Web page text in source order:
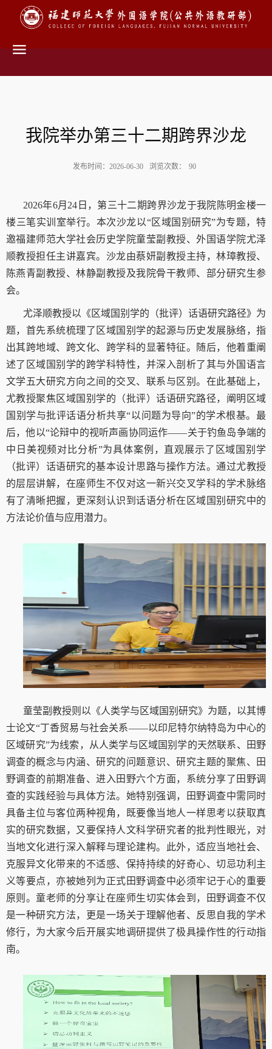
我院举办第三十二期跨界沙龙
发布时间：2026-06-30 浏览次数： 90
2026年6月 24 日，第三十二期跨界沙龙于我院陈明金楼一
楼三笔实训室举行。本次沙龙以“区域国别研究”为专题，特
邀福建师范大学社会历史学院童莹副教授、外国语学院尤泽
顺教授担任主讲嘉宾。沙龙由蔡妍副教授主持，林璋教授、
陈燕青副教授、林静副教授及我院骨干教师、部分研究生参
会。
尤泽顺教授以《区域国别学的（批评）话语研究路径》为
题，首先系统梳理了区域国别学的起源与历史发展脉络，指
出其跨地域、跨文化、跨学科的显著特征。随后，他着重阐
述了区域国别学的跨学科特性，并深入剖析了其与外国语言
文学五大研究方向之间的交叉、联系与区别。在此基础上，
尤教授聚焦区域国别学的（批评）话语研究路径，阐明区域
国别学与批评话语分析共享“以问题为导向”的学术根基。最
后，他以“论辩中的视听声画协同运作——关于钓鱼岛争端的
中日美视频对比分析”为具体案例，直观展示了区域国别学
（批评）话语研究的基本设计思路与操作方法。通过尤教授
的层层讲解，在座师生不仅对这一新兴交叉学科的学术脉络
有了清晰把握，更深刻认识到话语分析在区域国别研究中的
方法论价值与应用潜力。
童莹副教授则以《人类学与区域国别研究》为题，以其博
士论文“丁香贸易与社会关系——以印尼特尔纳特岛为中心的
区域研究”为线索，从人类学与区域国别学的天然联系、田野
调查的概念与内涵、研究的问题意识、研究主题的聚焦、田
野调查的前期准备、进入田野六个方面，系统分享了田野调
查的实践经验与具体方法。她特别强调，田野调查中需同时
具备主位与客位两种视角，既要像当地人一样思考以获取真
实的研究数据，又要保持人文科学研究者的批判性眼光，对
当地文化进行深入解释与理论建构。此外，适应当地社会、
克服异文化带来的不适感、保持持续的好奇心、切忌功利主
义等要点，亦被她列为正式田野调查中必须牢记于心的重要
原则。童老师的分享让在座师生切实体会到，田野调查不仅
是一种研究方法，更是一场关于理解他者、反思自我的学术
修行，为大家今后开展实地调研提供了极具操作性的行动指
南。